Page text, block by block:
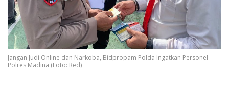
Jangan Judi Online dan Narkoba, Bidpropam Polda Ingatkan Personel
Polres Madina (Foto: Red)